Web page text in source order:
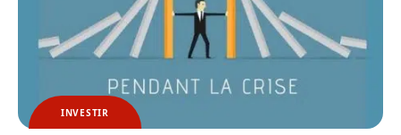
INVESTIR